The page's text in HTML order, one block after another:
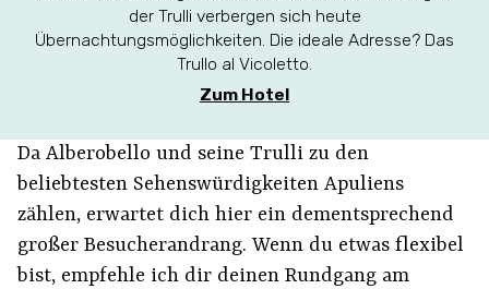
der Trulli verbergen sich heute
Übernachtungsmöglichkeiten. Die ideale Adresse? Das
Trullo al Vicoletto.
Zum Hotel
Da Alberobello und seine Trulli zu den
beliebtesten Sehenswürdigkeiten Apuliens
zählen, erwartet dich hier ein dementsprechend
großer Besucherandrang. Wenn du etwas flexibel
bist, empfehle ich dir deinen Rundgang am